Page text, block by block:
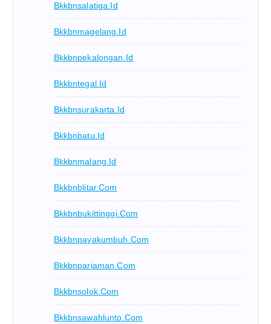
Bkkbnsalatiga.id
Bkkbnmagelang.id
Bkkbnpekalongan.id
Bkkbntegal.id
Bkkbnsurakarta.id
Bkkbnbatu.id
Bkkbnmalang.id
Bkkbnblitar.com
Bkkbnbukittinggi.com
Bkkbnpayakumbuh.com
Bkkbnpariaman.com
Bkkbnsolok.com
Bkkbnsawahlunto.com